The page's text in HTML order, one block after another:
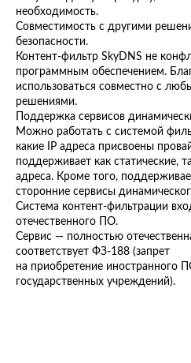
необходимость.
Совместимость с другими
безопасности.
Контент-фильтр SkyDNS не
программным обеспечением.
использоваться совместно с
решениями.
Поддержка сервисов
Можно работать с системой
какие IP адреса присвоены
поддерживает как статические,
адреса. Кроме того,
сторонние сервисы
Система контент-фильтрации
отечественного ПО.
Сервис — полностью
соответствует ФЗ-188 (запрет
на приобретение иностранного
государственных учреждений).